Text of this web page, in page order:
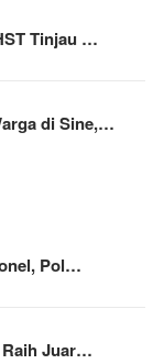
Tinjau …
di Sine,…
Pol…
Raih Juar…